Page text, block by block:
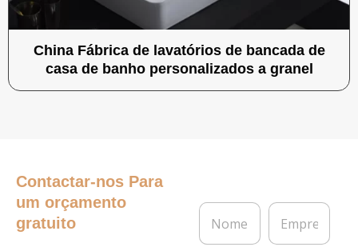
China Fábrica de lavatórios de bancada de
casa de banho personalizados a granel
Contactar-nos Para
um orçamento
gratuito
N
m
E
p